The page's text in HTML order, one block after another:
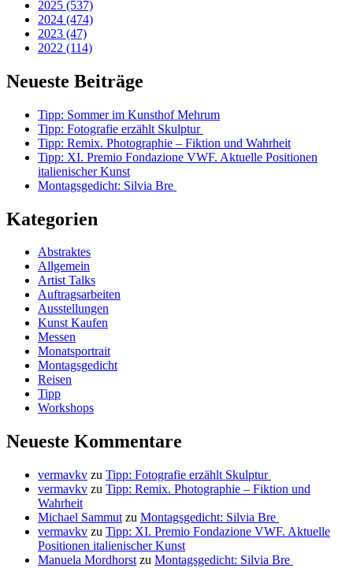
2025 (537)
2024 (474)
2023 (47)
2022 (114)
Neueste Beiträge
Tipp: Sommer im Kunsthof Mehrum
Tipp: Fotografie erzählt Skulptur
Tipp: Remix. Photographie – Fiktion und Wahrheit
Tipp: XI. Premio Fondazione VWF. Aktuelle Positionen
italienischer Kunst
Montagsgedicht: Silvia Bre
Kategorien
Abstraktes
Allgemein
Artist Talks
Auftragsarbeiten
Ausstellungen
Kunst Kaufen
Messen
Monatsportrait
Montagsgedicht
Reisen
Tipp
Workshops
Neueste Kommentare
vermavkv zu Tipp: Fotografie erzählt Skulptur
vermavkv zu Tipp: Remix. Photographie – Fiktion und
Wahrheit
Michael Sammut zu Montagsgedicht: Silvia Bre
vermavkv zu Tipp: XI. Premio Fondazione VWF. Aktuelle
Positionen italienischer Kunst
Manuela Mordhorst zu Montagsgedicht: Silvia Bre